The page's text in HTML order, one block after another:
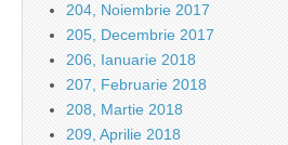
204, Noiembrie 2017
205, Decembrie 2017
206, Ianuarie 2018
207, Februarie 2018
208, Martie 2018
209, Aprilie 2018